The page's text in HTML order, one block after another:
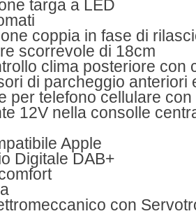
targa a LED
coppia in fase di
scorrevole di 18cm
clima posteriore con
di parcheggio anteriori
per telefono cellulare con
12V nella consolle
Apple
Digitale DAB+
con